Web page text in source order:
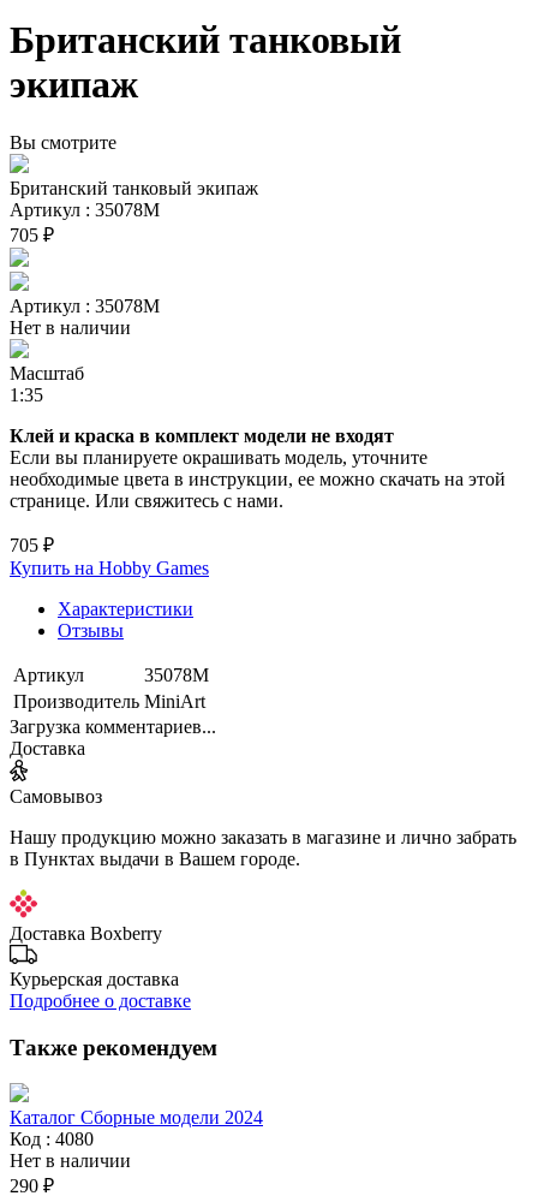
Британский танковый
экипаж
Вы смотрите
Британский танковый экипаж
Артикул : 35078М
705 ₽
Артикул : 35078М
Нет в наличии
Масштаб
1:35
Клей и краска в комплект модели не входят
Если вы планируете окрашивать модель, уточните
необходимые цвета в инструкции, ее можно скачать на этой
странице. Или свяжитесь с нами.
705 ₽
Купить на Hobby Games
Характеристики
Отзывы
Артикул
35078М
Производитель MiniArt
Загрузка комментариев...
Доставка
Самовывоз
Нашу продукцию можно заказать в магазине и лично забрать
в Пунктах выдачи в Вашем городе.
Доставка Boxberry
Курьерская доставка
Подробнее о доставке
Также рекомендуем
Каталог Сборные модели 2024
Код : 4080
Нет в наличии
290 ₽